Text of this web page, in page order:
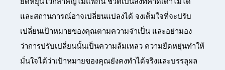
และสถานการณ์อาจเปลี่ยนแปลงได้ จงเต็มใจที่จะปรับ
เปลี่ยนเป้าหมายของคุณตามความจำเป็น และอย่ามอง
ว่าการปรับเปลี่ยนนั้นเป็นความล้มเหลว ความยืดหยุ่นทำให้
มั่นใจได้ว่าเป้าหมายของคุณยังคงทำได้จริงและบรรลุผล